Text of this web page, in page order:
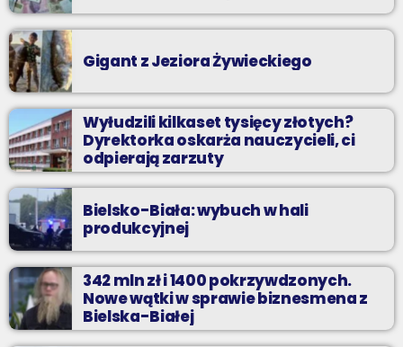
Gigant z Jeziora Żywieckiego
Wyłudzili kilkaset tysięcy złotych?
Dyrektorka oskarża nauczycieli, ci
odpierają zarzuty
Bielsko-Biała: wybuch w hali
produkcyjnej
342 mln zł i 1400 pokrzywdzonych.
Nowe wątki w sprawie biznesmena z
Bielska-Białej